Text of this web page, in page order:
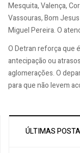
Mesquita, Valença,
Vassouras, Bom
Miguel Pereira. O
O Detran reforça que
antecipação ou
aglomerações. O
para que não levem
ÚLTIMAS